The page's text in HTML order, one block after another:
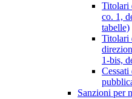
Titolari
co. 1,
tabelle)
Titolari
1-bis,
Sanzioni per